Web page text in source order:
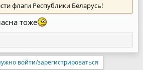
флаги Республики Беларусь!
тоже
войти/зарегистрироваться